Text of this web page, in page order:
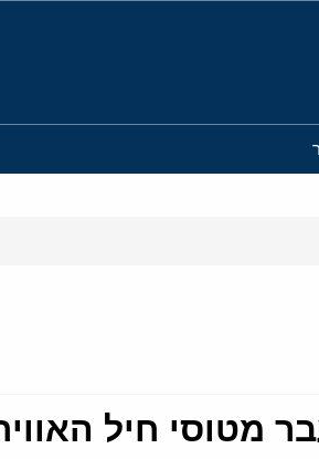
מטוסי חיל